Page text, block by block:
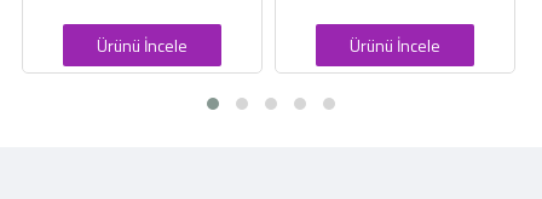
Ürünü İncele Ürünü İncele